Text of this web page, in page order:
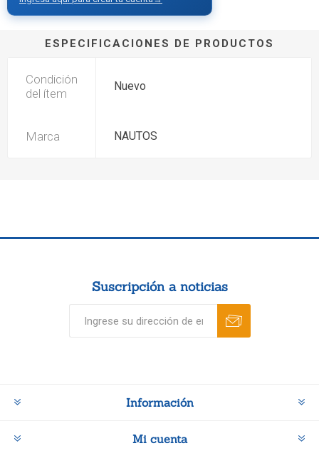
ESPECIFICACIONES DE PRODUCTOS
Condición
del ítem
Nuevo
Marca NAUTOS
Suscripción a noticias
Información
Mi cuenta